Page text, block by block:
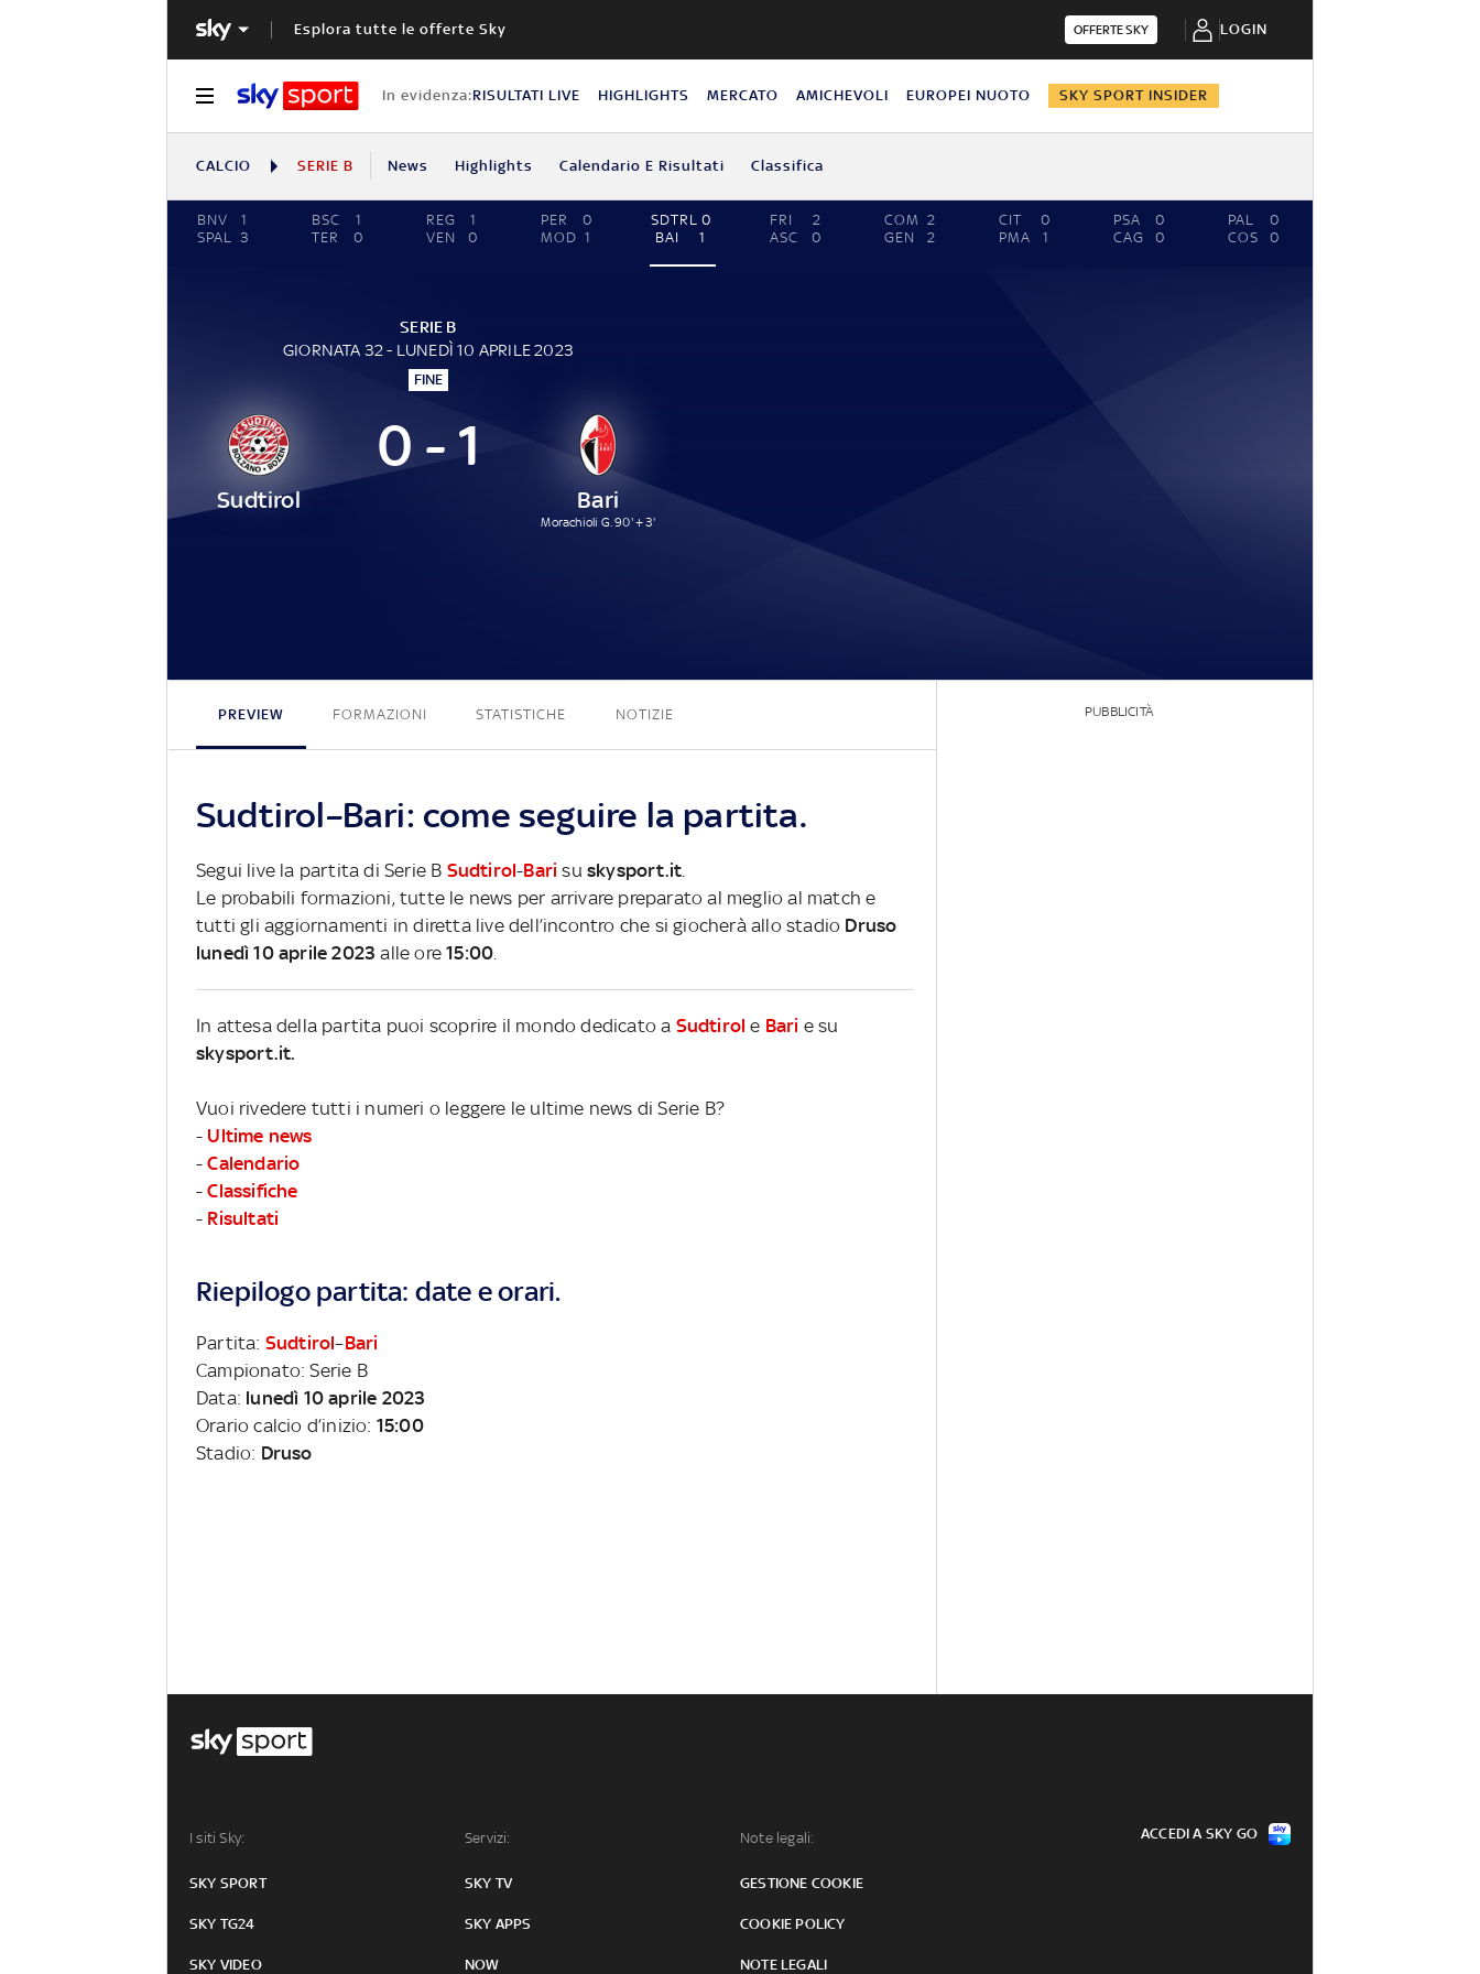
Esplora tutte le offerte Sky OFFERTE SKY LOGIN
In evidenza:RISULTATI LIVE HIGHLIGHTS MERCATO AMICHEVOLI EUROPEI NUOTO SKY SPORT INSIDER
CALCIO SERIE B News Highlights Calendario E Risultati Classifica
BNV
1
SPAL
3
BSC
1
TER
0
REG
1
VEN
0
PER
0
MOD 1
SDTRL 0
BAI
1
FRI
2
ASC
0
COM 2
GEN
2
CIT
0
PMA
1
PSA
0
CAG
0
PAL
0
COS
0
SERIE B
GIORNATA 32 - LUNEDÌ 10 APRILE 2023
FINE
Sudtirol
0 - 1
Bari
Morachioli G. 90' + 3'
PREVIEW FORMAZIONI STATISTICHE NOTIZIE
Sudtirol–Bari: come seguire la partita.
Segui live la partita di Serie B Sudtirol-Bari suskysport.it
Le probabili formazioni, tutte le news per arrivare preparato al meglio al match e
tutti gli aggiornamenti in diretta live dell’incontro che si giocherà allo stadio Druso
lunedì 10 aprile 2023 alle ore15:00
In attesa della partita puoi scoprire il mondo dedicato a Sudtirol e Bari e su
skysport.it.
Vuoi rivedere tutti i numeri o leggere le ultime news di Serie B?
- Ultime news
-Calendario
-Classifiche
- Risultati
Riepilogo partita: date e orari.
Partita: Sudtirol–Bari
Campionato: Serie B
Data: lunedì 10 aprile 2023
Orario calcio d’inizio: 15:00
Stadio: Druso
PUBBLICITÀ
I siti Sky:
SKY SPORT
SKY TG24
SKY VIDEO
Servizi:
SKY TV
SKY APPS
NOW
Note legali:
GESTIONE COOKIE
COOKIE POLICY
NOTE LEGALI
ACCEDI A SKY GO